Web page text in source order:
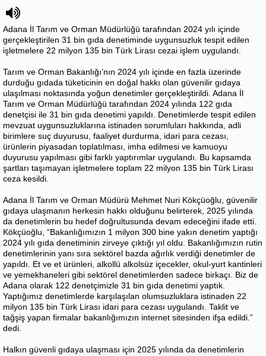
Adana İl Tarım ve Orman Müdürlüğü tarafından 2024 yılı içinde
gerçekleştirilen 31 bin gıda denetiminde uygunsuzluk tespit edilen
işletmelere 22 milyon 135 bin Türk Lirası cezai işlem uygulandı.
Tarım ve Orman Bakanlığı’nın 2024 yılı içinde en fazla üzerinde
durduğu gıdada tüketicinin en doğal hakkı olan güvenilir gıdaya
ulaşılması noktasında yoğun denetimler gerçekleştirildi. Adana İl
Tarım ve Orman Müdürlüğü tarafından 2024 yılında 122 gıda
denetçisi ile 31 bin gıda denetimi yapıldı. Denetimlerde tespit edilen
mevzuat uygunsuzluklarına istinaden sorumluları hakkında, adli
birimlere suç duyurusu, faaliyet durdurma, idari para cezası,
ürünlerin piyasadan toplatılması, imha edilmesi ve kamuoyu
duyurusu yapılması gibi farklı yaptırımlar uygulandı. Bu kapsamda
şartları taşımayan işletmelere toplam 22 milyon 135 bin Türk Lirası
ceza kesildi.
Adana İl Tarım ve Orman Müdürü Mehmet Nuri Kökçüoğlu, güvenilir
gıdaya ulaşmanın herkesin hakkı olduğunu belirterek, 2025 yılında
da denetimlerin bu hedef doğrultusunda devam edeceğini ifade etti.
Kökçüoğlu, “Bakanlığımızın 1 milyon 300 bine yakın denetim yaptığı
2024 yılı gıda denetiminin zirveye çıktığı yıl oldu. Bakanlığımızın rutin
denetimlerinin yanı sıra sektörel bazda ağırlık verdiği denetimler de
yapıldı. Et ve et ürünleri, alkollü alkolsüz içecekler, okul-yurt kantinleri
ve yemekhaneleri gibi sektörel denetimlerden sadece birkaçı. Biz de
Adana olarak 122 denetçimizle 31 bin gıda denetimi yaptık.
Yaptığımız denetimlerde karşılaşılan olumsuzluklara istinaden 22
milyon 135 bin Türk Lirası idari para cezası uygulandı. Taklit ve
tağşiş yapan firmalar bakanlığımızın internet sitesinden ifşa edildi.”
dedi.
Halkın güvenli gıdaya ulaşması için 2025 yılında da denetimlerin